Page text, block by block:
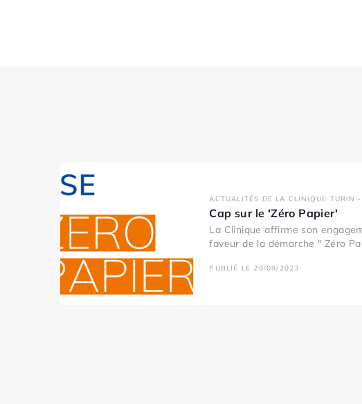
ACTUALITÉS DE LA CLINIQUE TURIN
Cap sur le 'Zéro Papier'
La Clinique affirme son
faveur de la démarche " Zéro
PUBLIÉ LE 20/09/2023